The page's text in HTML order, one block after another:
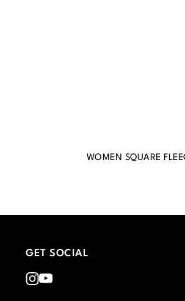
WOMEN SQUARE
GET SOCIAL
Instagram
Youtube